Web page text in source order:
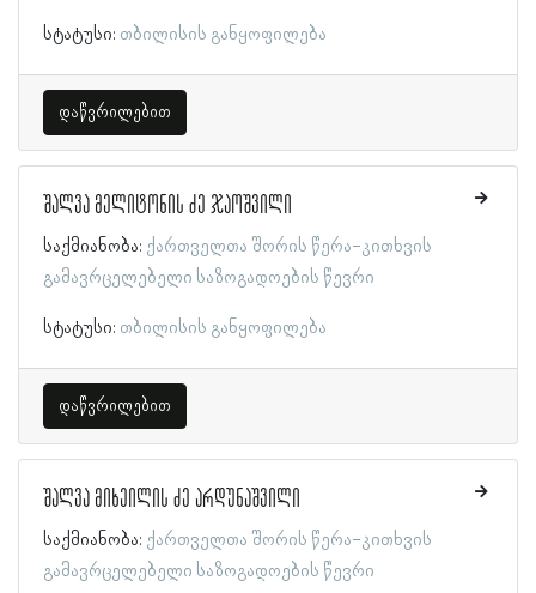
სტატუსი: თბილისის განყოფილება
დაწვრილებით
შალვა მელიტონის ძე ჯაოშვილი
საქმიანობა: ქართველთა შორის წერა-კითხვის
გამავრცელებელი საზოგადოების წევრი
სტატუსი: თბილისის განყოფილება
დაწვრილებით
შალვა მიხეილის ძე არდუნაშვილი
საქმიანობა: ქართველთა შორის წერა-კითხვის
გამავრცელებელი საზოგადოების წევრი